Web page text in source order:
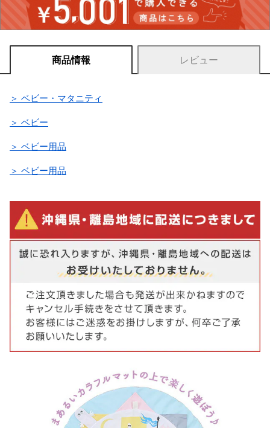
商品情報 レビュー
＞ ベビー・マタニティ
＞ ベビー
＞ ベビー用品
＞ ベビー用品